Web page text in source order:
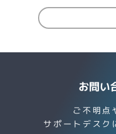
お問い
ご不明点
サポートデスク